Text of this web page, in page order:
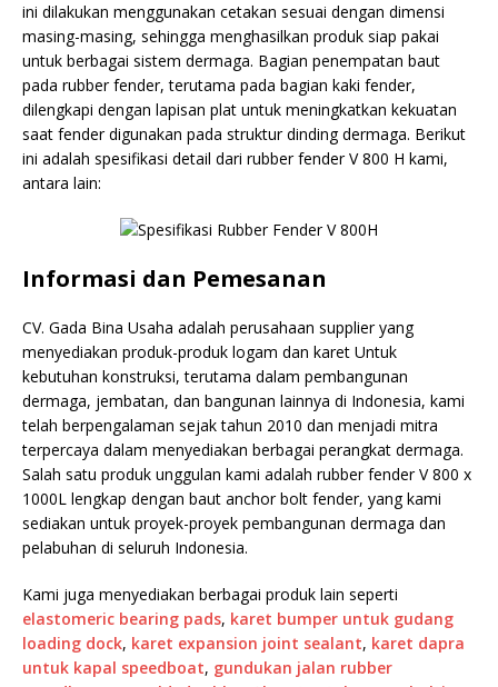
ini dilakukan menggunakan cetakan sesuai dengan dimensi
masing-masing, sehingga menghasilkan produk siap pakai
untuk berbagai sistem dermaga. Bagian penempatan baut
pada rubber fender, terutama pada bagian kaki fender,
dilengkapi dengan lapisan plat untuk meningkatkan kekuatan
saat fender digunakan pada struktur dinding dermaga. Berikut
ini adalah spesifikasi detail dari rubber fender V 800 H kami,
antara lain:
Informasi dan Pemesanan
CV. Gada Bina Usaha adalah perusahaan supplier yang
menyediakan produk-produk logam dan karet Untuk
kebutuhan konstruksi, terutama dalam pembangunan
dermaga, jembatan, dan bangunan lainnya di Indonesia, kami
telah berpengalaman sejak tahun 2010 dan menjadi mitra
terpercaya dalam menyediakan berbagai perangkat dermaga.
Salah satu produk unggulan kami adalah rubber fender V 800 x
1000L lengkap dengan baut anchor bolt fender, yang kami
sediakan untuk proyek-proyek pembangunan dermaga dan
pelabuhan di seluruh Indonesia.
Kami juga menyediakan berbagai produk lain seperti
elastomeric bearing pads, karet bumper untuk gudang
loading dock, karet expansion joint sealant, karet dapra
untuk kapal speedboat, gundukan jalan rubber